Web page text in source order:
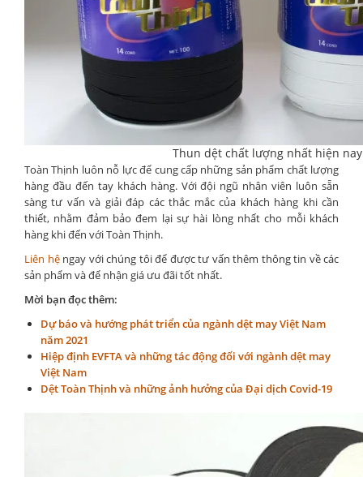
Thun dệt chất lượng nhất hiện nay
Toàn Thịnh luôn nỗ lực để cung cấp những sản phẩm chất lượng
hàng đầu đến tay khách hàng. Với đội ngũ nhân viên luôn sẵn
sàng tư vấn và giải đáp các thắc mắc của khách hàng khi cần
thiết, nhằm đảm bảo đem lại sự hài lòng nhất cho mỗi khách
hàng khi đến với Toàn Thịnh.
Liên hệngay với chúng tôi để được tư vấn thêm thông tin về các
sản phẩm và để nhận giá ưu đãi tốt nhất.
Mời bạn đọc thêm:
Dự báo và hướng phát triển của ngành dệt may Việt Nam
năm 2021
Hiệp định EVFTA và những tác động đối với ngành dệt may
Việt Nam
Dệt Toàn Thịnh và những ảnh hưởng của Đại dịch Covid-19